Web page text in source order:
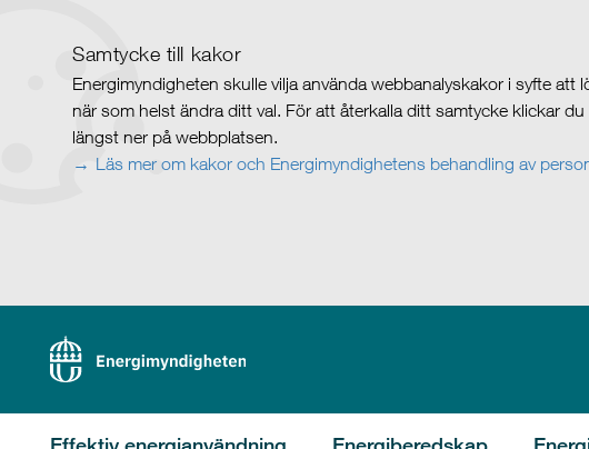
Samtycke till kakor
Energimyndigheten skulle vilja använda webbanalyskakor i syfte
när som helst ändra ditt val. För att återkalla ditt samtycke klickar
längst ner på webbplatsen.
Läs mer om kakor och Energimyndighetens behandling av